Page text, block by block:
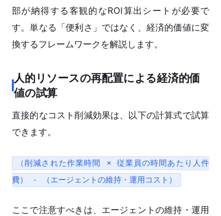
部が納得する客観的なROI算出シートが必要で
す。単なる「便利さ」ではなく、経済的価値に変
換するフレームワークを解説します。
人的リソースの再配置による経済的価
値の試算
直接的なコスト削減効果は、以下の計算式で試算
できます。
（削減された作業時間 × 従業員の時間あたり人件
費） - （エージェントの維持・運用コスト）
ここで注意すべきは、エージェントの維持・運用